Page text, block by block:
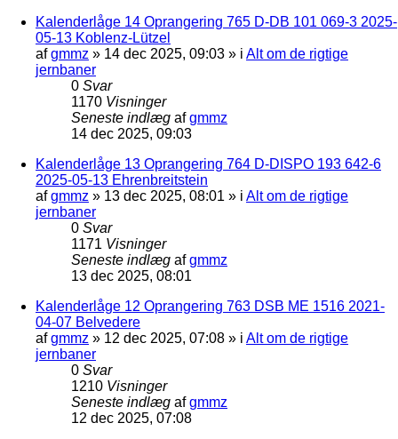
Kalenderlåge 14 Oprangering 765 D-DB 101 069-3 2025-
05-13 Koblenz-Lützel
afgmmz » 14 dec 2025, 09:03 » i Alt om de rigtige
jernbaner
0 Svar
1170 Visninger
Seneste indlæg afgmmz
14 dec 2025, 09:03
Kalenderlåge 13 Oprangering 764 D-DISPO 193 642-6
2025-05-13 Ehrenbreitstein
afgmmz » 13 dec 2025, 08:01 » i Alt om de rigtige
jernbaner
0 Svar
1171 Visninger
Seneste indlæg afgmmz
13 dec 2025, 08:01
Kalenderlåge 12 Oprangering 763 DSB ME 1516 2021-
04-07 Belvedere
afgmmz » 12 dec 2025, 07:08 » i Alt om de rigtige
jernbaner
0 Svar
1210 Visninger
Seneste indlæg afgmmz
12 dec 2025, 07:08